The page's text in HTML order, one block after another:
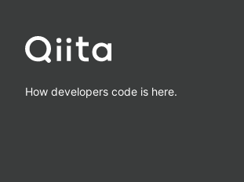
How developers code is here.